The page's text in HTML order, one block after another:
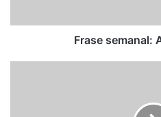
Frase semanal: